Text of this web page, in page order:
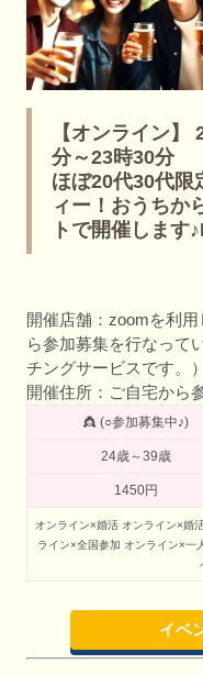
【オンライン
分～23時30分
ほぼ20代30代限
ィー！おうちか
トで開催します
開催店舗：zoomを利
ら参加募集を行なって
チングサービスです。）
開催住所：ご自宅から
👸 (○参加募集中♪)
24歳～39歳
1450円
オンライン×婚活 オンライン×婚
ライン×全国参加 オンライン×一
イベ